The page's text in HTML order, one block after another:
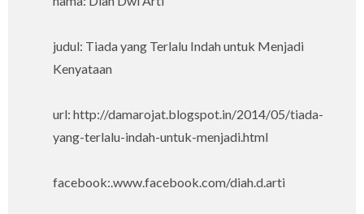
judul: Tiada yang Terlalu Indah untuk Menjadi
Kenyataan
url: http://damarojat.blogspot.in/2014/05/tiada-
yang-terlalu-indah-untuk-menjadi.html
facebook:.www.facebook.com/diah.d.arti